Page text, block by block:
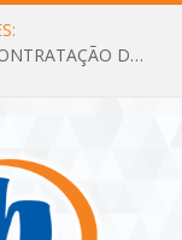
DISPENSA DE LICITAÇÃO Nº 005/2026 (CONTRATAÇÃO DE SERVIÇOS TÉCNICOS DE CONSULTORIA E ASSESSORIA EM LICITAÇÃO COM ANÁLISE E ACOMPANHAMENTO DE PROCESSOS LICITATÓRIOS PARA ATENDER AS NECESSIDADES DO INSTITUTO DE PREVIDÊNCIA DO MUNICÍPIO DE BAIÃO – IPMB)